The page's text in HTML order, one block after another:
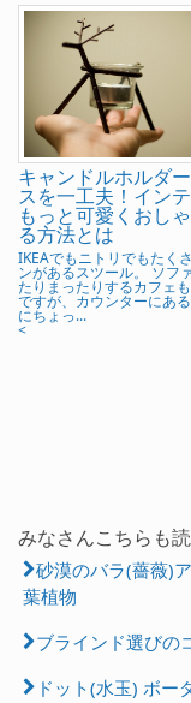
キャンドルホルダ
スを一工夫！イン
もっと可愛くおし
る方法とは
IKEAでもニトリでもたく
ンがあるスツール。 ソフ
たりまったりするカフェ
ですが、カウンターにあ
にちょっ...
<
みなさんこちらも
砂漠のバラ(薔薇)
葉植物
ブラインド選びの
ドット(水玉) ボー